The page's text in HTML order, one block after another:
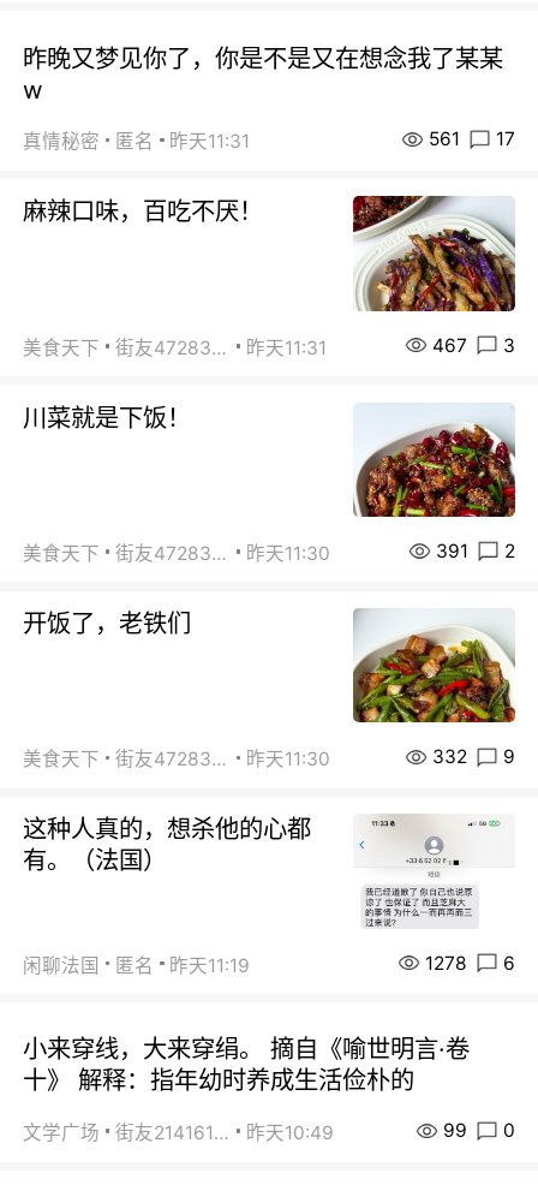
昨晚又梦见你了，你是不是又在想念我了某某
w
真情秘密 匿名 昨天11:31 561 17
麻辣口味，百吃不厌！
美食天下 街友472838572 昨天11:31 467 3
川菜就是下饭！
美食天下 街友472838572 昨天11:30 391 2
开饭了，老铁们
美食天下 街友472838572 昨天11:30 332 9
这种人真的，想杀他的心都
有。（法国）
闲聊法国 匿名 昨天11:19 1278 6
小来穿线，大来穿绢。 摘自《喻世明言·卷
十》 解释：指年幼时养成生活俭朴的
文学广场 街友21416156 昨天10:49 99 0